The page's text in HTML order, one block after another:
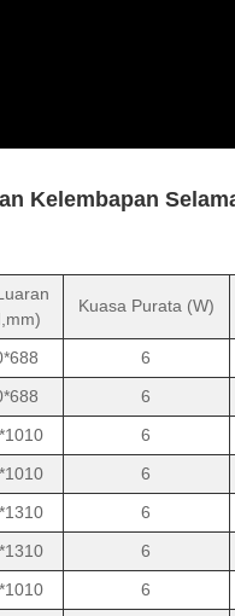
Kelembapan
Kuasa Purata (W)
6
6
6
6
6
6
6